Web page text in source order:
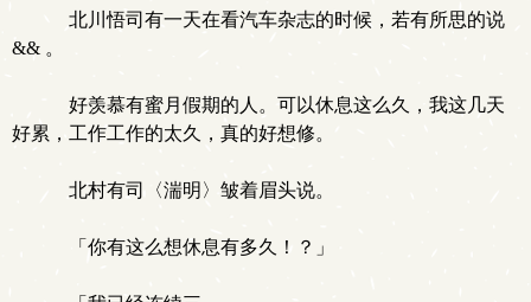
北川悟司有一天在看汽车杂志的时候，若有所思的说
&& 。
好羡慕有蜜月假期的人。可以休息这么久，我这几天
好累，工作工作的太久，真的好想修。
北村有司〈湍明〉皱着眉头说。
「你有这么想休息有多久！？」